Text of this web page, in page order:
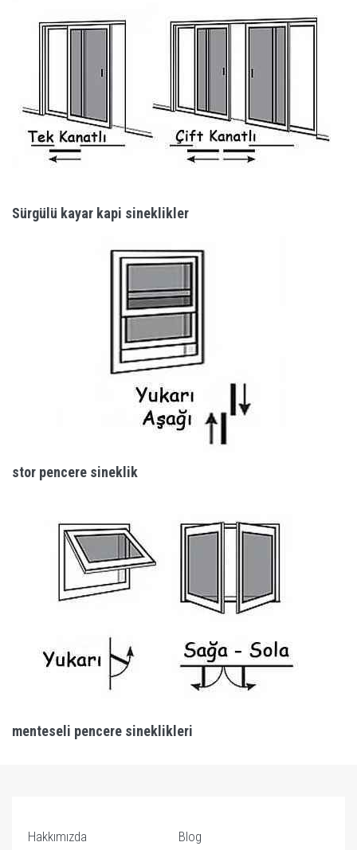
Sürgülü kayar kapi sineklikler
stor pencere sineklik
menteseli pencere sineklikleri
Hakkımızda
Blog